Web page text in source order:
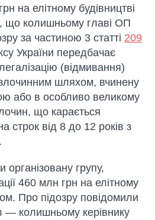
на елітному будівництві
що колишньому главі ОП
за частиною 3 статті 209
України передбачає
(відмивання)
шляхом, вчинену
або в особливо великому
що карається
строк від 8 до 12 років з
групу,
460 млн грн на елітному
Про підозру повідомили
— колишньому керівнику